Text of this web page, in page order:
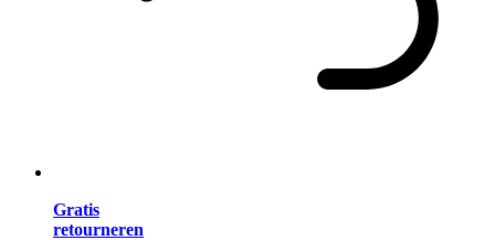
Gratis
retourneren